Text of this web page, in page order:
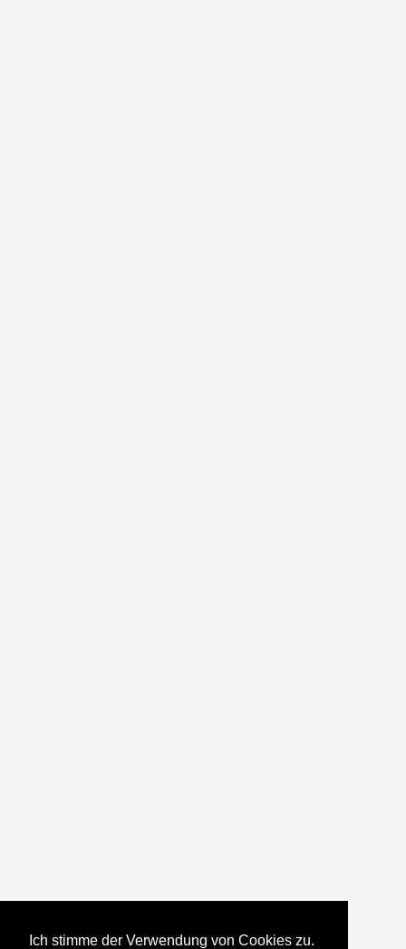
Ich stimme der Verwendung von Cookies zu.